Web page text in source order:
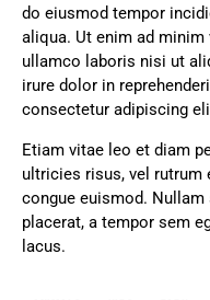
do eiusmod tempor
aliqua. Ut enim ad
ullamco laboris nisi ut
irure dolor in
consectetur adipiscing
Etiam vitae leo et diam
ultricies risus, vel rutrum
congue euismod.
placerat, a tempor sem
lacus.